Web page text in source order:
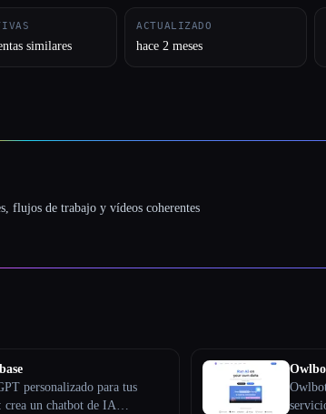
similares
ACTUALIZADO
hace 2 meses
flujos de trabajo y vídeos coherentes
personalizado para tus
crea un chatbot de IA